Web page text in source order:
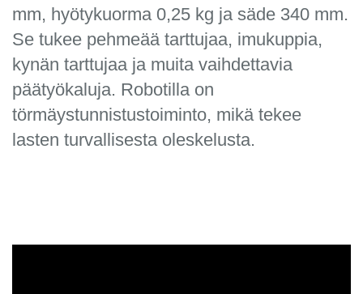
mm, hyötykuorma 0,25 kg ja säde 340 mm.
Se tukee pehmeää tarttujaa, imukuppia,
kynän tarttujaa ja muita vaihdettavia
päätyökaluja. Robotilla on
törmäystunnistustoiminto, mikä tekee
lasten turvallisesta oleskelusta.